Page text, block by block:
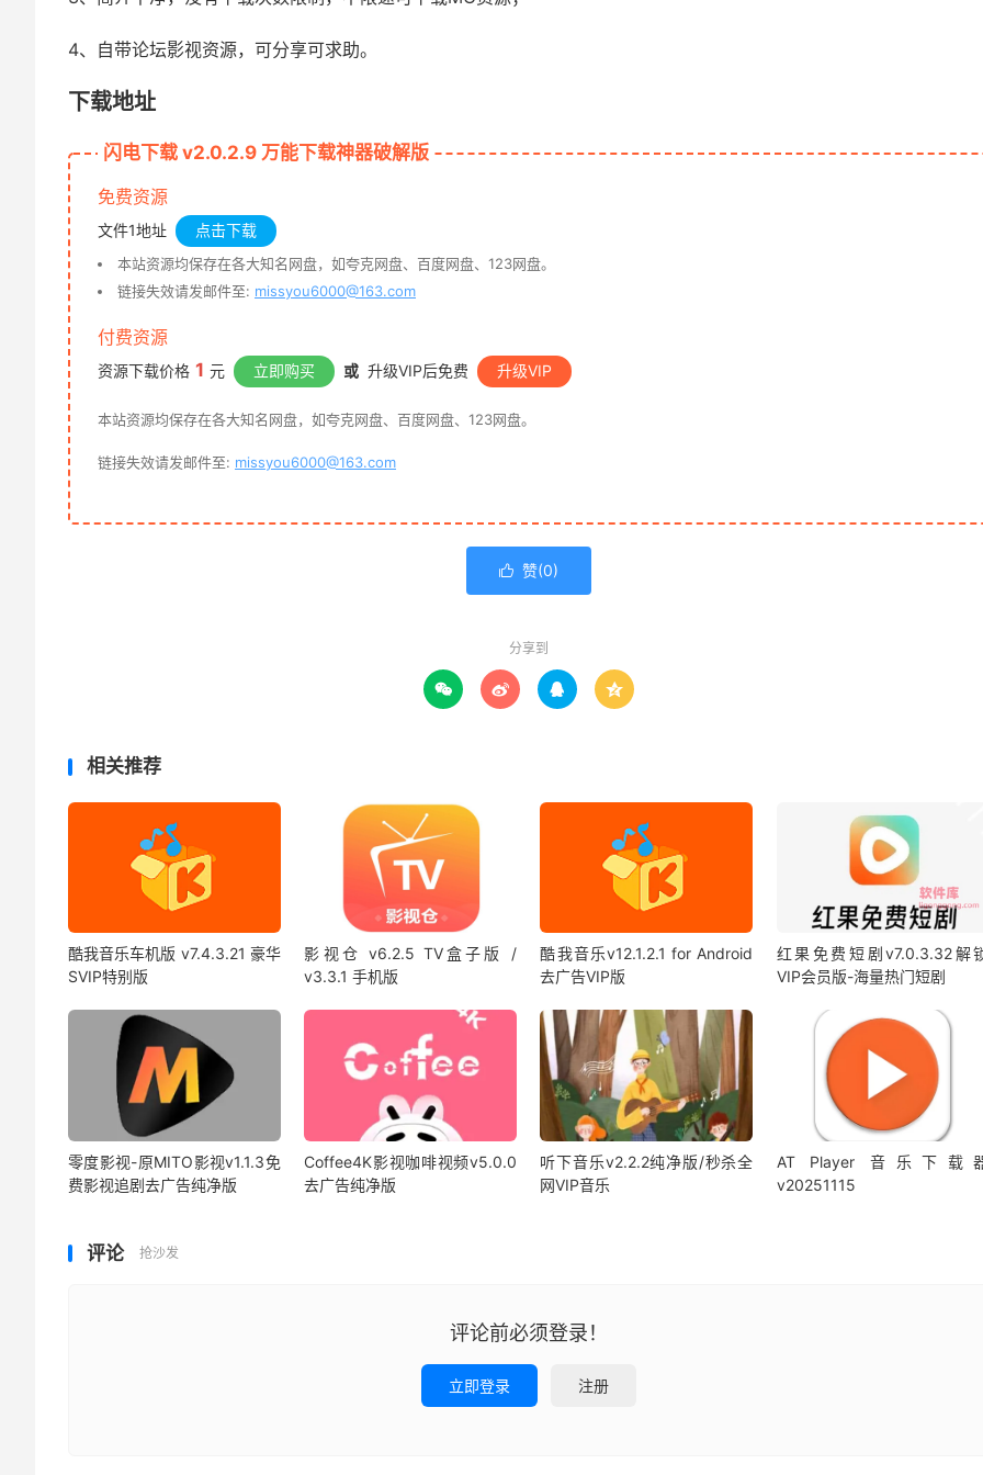
4、自带论坛影视资源，可分享可求助。
下载地址
闪电下载 v2.0.2.9 万能下载神器破解版
免费资源
文件1地址 点击下载
本站资源均保存在各大知名网盘，如夸克网盘、百度网盘、123网盘。
链接失效请发邮件至: missyou6000@163.com
付费资源
资源下载价格 1 元 立即购买 或 升级VIP后免费 升级VIP
本站资源均保存在各大知名网盘，如夸克网盘、百度网盘、123网盘。
链接失效请发邮件至: missyou6000@163.com
 赞(0)
分享到
   
相关推荐
酷我音乐车机版 v7.4.3.21 豪华
SVIP特别版
影视仓 v6.2.5 TV盒子版 /
v3.3.1 手机版
酷我音乐v12.1.2.1 for Android
去广告VIP版
红果免费短剧v7.0.3.32解
VIP会员版-海量热门短剧
零度影视-原MITO影视v1.1.3免
费影视追剧去广告纯净版
Coffee4K影视咖啡视频v5.0.0
去广告纯净版
听下音乐v2.2.2纯净版/秒杀全
网VIP音乐
AT Player 音乐下载
v20251115
评论 抢沙发
评论前必须登录！
立即登录 注册